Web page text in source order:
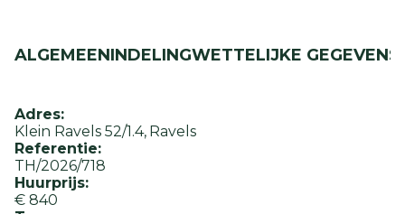
ALGEMEENINDELINGWETTELIJKE GEGEVENS
Adres:
Klein Ravels 52/1.4 Ravels
Referentie:
TH/2026/718
Huurprijs:
€ 840